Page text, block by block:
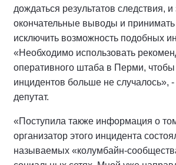
дождаться результатов следствия, и
окончательные выводы и
исключить возможность подобных
«Необходимо использовать
оперативного штаба в Перми,
инцидентов больше не случалось», -
депутат.
«Поступила также информация о
организатор этого инцидента
называемых «колумбайн-